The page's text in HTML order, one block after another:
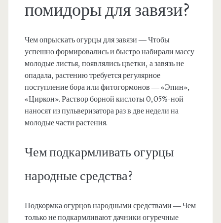
помидоры для завязи?
Чем опрыскать огурцы для завязи — Чтобы
успешно формировались и быстро набирали массу
молодые листья, появлялись цветки, а завязь не
опадала, растению требуется регулярное
поступление бора или фитогормонов — «Эпин»,
«Циркон». Раствор борной кислоты 0,05%-ной
наносят из пульверизатора раз в две недели на
молодые части растения.
Чем подкармливать огурцы
народные средства?
Подкормка огурцов народными средствами — Чем
только не подкармливают дачники огуречные